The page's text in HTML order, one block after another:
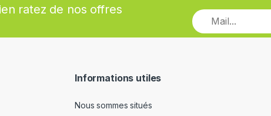
ratez de nos offres
Informations utiles
Nous sommes situés